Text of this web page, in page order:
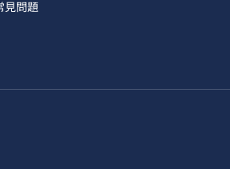
見問題